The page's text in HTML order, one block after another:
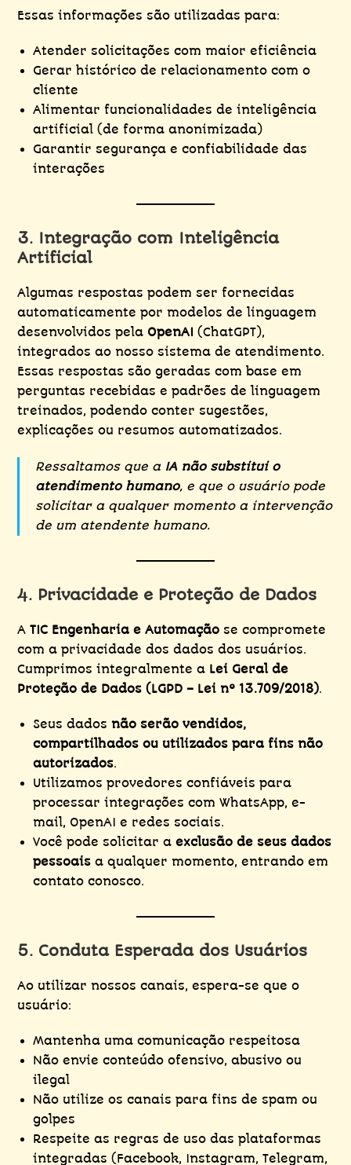
Essas informações são utilizadas para:
Atender solicitações com maior eficiência
Gerar histórico de relacionamento com o
cliente
Alimentar funcionalidades de inteligência
artificial (de forma anonimizada)
Garantir segurança e confiabilidade das
interações
3. Integração com Inteligência
Artificial
Algumas respostas podem ser fornecidas
automaticamente por modelos de linguagem
desenvolvidos pela OpenAI (ChatGPT),
integrados ao nosso sistema de atendimento.
Essas respostas são geradas com base em
perguntas recebidas e padrões de linguagem
treinados, podendo conter sugestões,
explicações ou resumos automatizados.
Ressaltamos que a IA não substitui o
atendimento humano, e que o usuário pode
solicitar a qualquer momento a intervenção
de um atendente humano.
4. Privacidade e Proteção de Dados
ATIC Engenharia e Automação se compromete
com a privacidade dos dados dos usuários.
Cumprimos integralmente a Lei Geral de
Proteção de Dados (LGPD – Lei nº 13.709/2018).
Seus dadosnão serão vendidos,
compartilhados ou utilizados para fins não
autorizados.
Utilizamos provedores confiáveis para
processar integrações com WhatsApp, e-
mail, OpenAI e redes sociais.
Você pode solicitar aexclusão de seus dados
pessoais a qualquer momento, entrando em
contato conosco.
5. Conduta Esperada dos Usuários
Ao utilizar nossos canais, espera-se que o
usuário:
Mantenha uma comunicação respeitosa
Não envie conteúdo ofensivo, abusivo ou
ilegal
Não utilize os canais para fins de spam ou
golpes
Respeite as regras de uso das plataformas
integradas (Facebook, Instagram, Telegram,